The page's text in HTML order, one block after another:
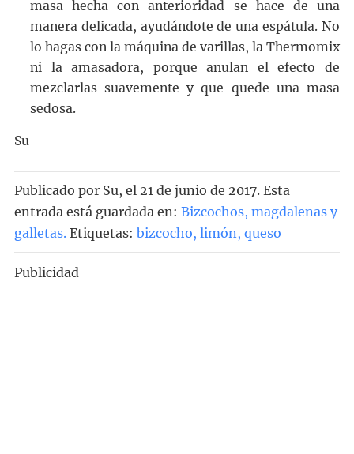
masa hecha con anterioridad se hace de una
manera delicada, ayudándote de una espátula. No
lo hagas con la máquina de varillas, la Thermomix
ni la amasadora, porque anulan el efecto de
mezclarlas suavemente y que quede una masa
sedosa.
Su
Publicado por Su, el 21 de junio de 2017. Esta
entrada está guardada en: Bizcochos, magdalenas y
galletas. Etiquetas: bizcocho, limón , queso
Publicidad